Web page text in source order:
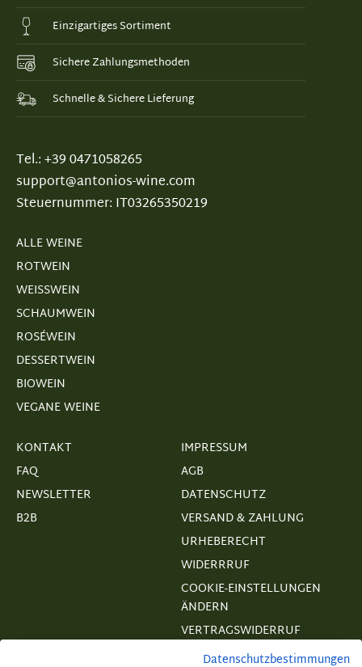
Einzigartiges Sortiment
Sichere Zahlungsmethoden
Schnelle & Sichere Lieferung
Tel.: +39 0471058265
support@antonios-wine.com
Steuernummer: IT03265350219
ALLE WEINE
ROTWEIN
WEISSWEIN
SCHAUMWEIN
ROSÉWEIN
DESSERTWEIN
BIOWEIN
VEGANE WEINE
KONTAKT
FAQ
NEWSLETTER
B2B
IMPRESSUM
AGB
DATENSCHUTZ
VERSAND & ZAHLUNG
URHEBERECHT
WIDERRRUF
COOKIE-EINSTELLUNGEN
ÄNDERN
VERTRAGSWIDERRUF
Datenschutzbestimmungen